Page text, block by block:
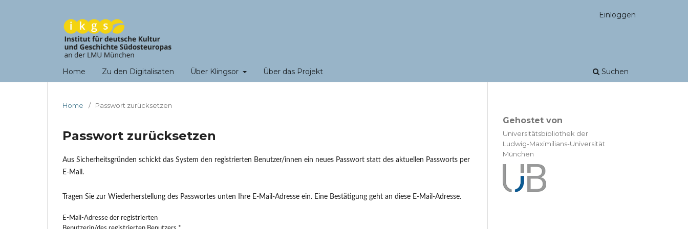
Home Zu den Digitalisaten Über Klingsor Über das Projekt Suchen
Einloggen
Home / Passwort zurücksetzen
Passwort zurücksetzen
Aus Sicherheitsgründen schickt das System den registrierten Benutzer/innen ein neues Passwort statt des aktuellen Passworts per
E-Mail.
Tragen Sie zur Wiederherstellung des Passwortes unten Ihre E-Mail-Adresse ein. Eine Bestätigung geht an diese E-Mail-Adresse.
E-Mail-Adresse der registrierten
Gehostet von
Universitätsbibliothek der
Ludwig-Maximilians-Universität
München